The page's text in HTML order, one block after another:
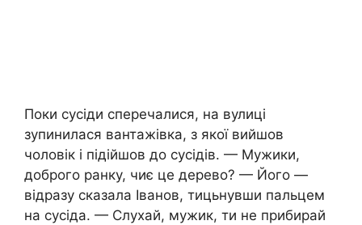
Поки сусіди сперечалися, на вулиці
зупинилася вантажівка, з якої вийшов
чоловік і підійшов до сусідів. — Мужики,
доброго ранку, чиє це дерево? — Його —
відразу сказала Іванов, тицьнувши пальцем
на сусіда. — Слухай, мужик, ти не прибирай